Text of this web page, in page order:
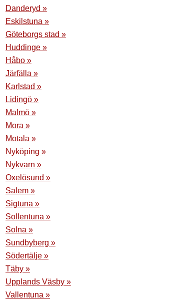
Danderyd »
Eskilstuna »
Göteborgs stad »
Huddinge »
Håbo »
Järfälla »
Karlstad »
Lidingö »
Malmö »
Mora »
Motala »
Nyköping »
Nykvarn »
Oxelösund »
Salem »
Sigtuna »
Sollentuna »
Solna »
Sundbyberg »
Södertälje »
Täby »
Upplands Väsby »
Vallentuna »